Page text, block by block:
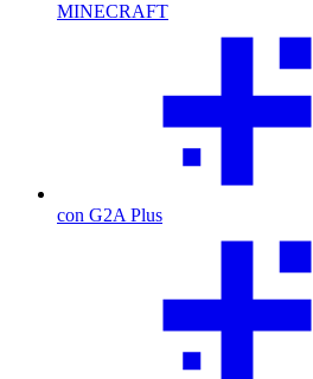
MINECRAFT
con G2A Plus